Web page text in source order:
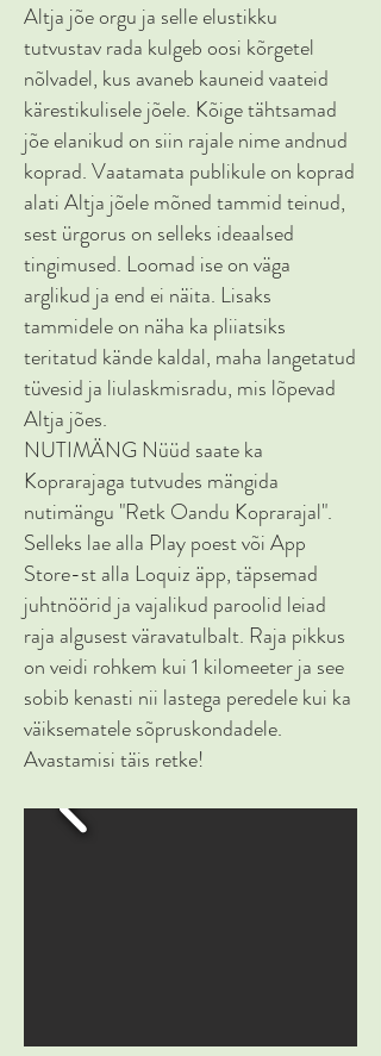
Altja jõe orgu ja selle elustikku
tutvustav rada kulgeb oosi kõrgetel
nõlvadel, kus avaneb kauneid vaateid
kärestikulisele jõele. Kõige tähtsamad
jõe elanikud on siin rajale nime andnud
koprad. Vaatamata publikule on koprad
alati Altja jõele mõned tammid teinud,
sest ürgorus on selleks ideaalsed
tingimused. Loomad ise on väga
arglikud ja end ei näita. Lisaks
tammidele on näha ka pliiatsiks
teritatud kände kaldal, maha langetatud
tüvesid ja liulaskmisradu, mis lõpevad
Altja jões.
NUTIMÄNG Nüüd saate ka
Koprarajaga tutvudes mängida
nutimängu "Retk Oandu Koprarajal".
Selleks lae alla Play poest või App
Store-st alla Loquiz äpp, täpsemad
juhtnöörid ja vajalikud paroolid leiad
raja algusest väravatulbalt. Raja pikkus
on veidi rohkem kui 1 kilomeeter ja see
sobib kenasti nii lastega peredele kui ka
väiksematele sõpruskondadele.
Avastamisi täis retke!